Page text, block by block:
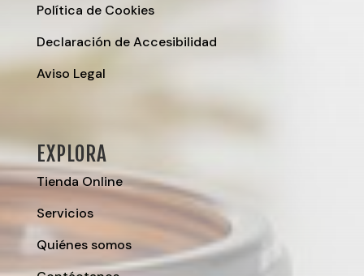
Política de Cookies
Declaración de Accesibilidad
Aviso Legal
EXPLORA
Tienda Online
Servicios
Quiénes somos